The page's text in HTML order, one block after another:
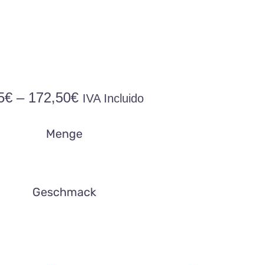
€ – 172,50€Preisspanne:
bis
IVA Incluido
Menge
Geschmack